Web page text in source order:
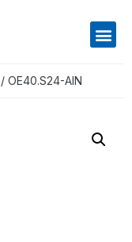
/ OE40.S24-AIN